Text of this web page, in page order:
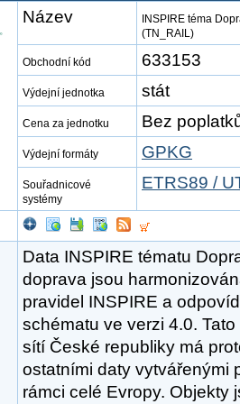
Název
INSPIRE téma
(TN_RAIL)
Obchodní kód 633153
Výdejní jednotka stát
Cena za jednotku Bez
Výdejní formáty GPKG
Souřadnicové
systémy
ETRS89 /
Data INSPIRE tématu
doprava jsou
pravidel INSPIRE a
schématu ve verzi 4.0.
sítí České republiky má
ostatními daty vytvářenými
rámci celé Evropy. Objekty